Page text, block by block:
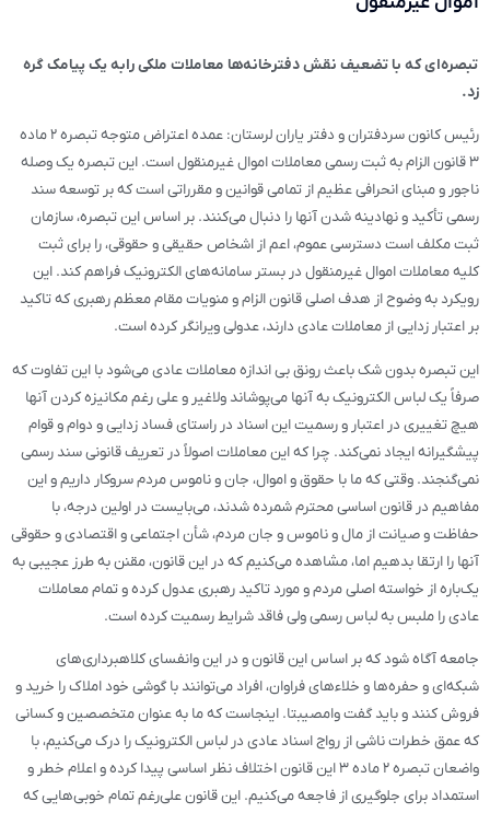
تبصره‌ای که با تضعیف نقش دفترخانه‌ها معاملات ملکی رابه یک پیامک گره
زد.
رئیس کانون سردفتران و دفتر یاران لرستان: عمده اعتراض متوجه تبصره ۲ ماده
۳ قانون الزام به ثبت رسمی معاملات اموال غیرمنقول است. این تبصره یک وصله
ناجور و مبنای انحرافی عظیم از تمامی قوانین و مقرراتی است که بر توسعه سند
رسمی تأکید و نهادینه شدن آنها را دنبال می‌کنند. بر اساس این تبصره، سازمان
ثبت مکلف است دسترسی عموم، اعم از اشخاص حقیقی و حقوقی، را برای ثبت
کلیه معاملات اموال غیرمنقول در بستر سامانه‌های الکترونیک فراهم کند. این
رویکرد به وضوح از هدف اصلی قانون الزام و منویات مقام معظم رهبری که تاکید
بر اعتبار زدایی از معاملات عادی دارند، عدولی ویرانگر کرده است.
این تبصره بدون شک باعث رونق بی اندازه معاملات عادی می‌شود با این تفاوت که
صرفاً یک لباس الکترونیک به آنها می‌پوشاند ولاغیر و علی رغم مکانیزه کردن آنها
هیچ تغییری در اعتبار و رسمیت این اسناد در راستای فساد زدایی و دوام و قوام
پیشگیرانه ایجاد نمی‌کند. چرا که این معاملات اصولاً در تعریف قانونی سند رسمی
نمی‌گنجند. وقتی که ما با حقوق و اموال، جان و ناموس مردم سروکار داریم و این
مفاهیم در قانون اساسی محترم شمرده شدند، می‌بایست در اولین درجه، با
حفاظت و صیانت از مال و ناموس و جان مردم، شأن اجتماعی و اقتصادی و حقوقی
آنها را ارتقا بدهیم اما، مشاهده می‌کنیم که در این قانون، مقنن به طرز عجیبی به
یک‌باره از خواسته اصلی مردم و مورد تاکید رهبری عدول کرده و تمام معاملات
عادی را ملبس به لباس رسمی ولی فاقد شرایط رسمیت کرده است.
جامعه آگاه شود که بر اساس این قانون و در این وانفسای کلاهبرداری‌های
شبکه‌ای و حفره‌ها و خلاءهای فراوان، افراد می‌توانند با گوشی خود املاک را خرید و
فروش کنند و باید گفت وامصیبتا. اینجاست که ما به عنوان متخصصین و کسانی
که عمق خطرات ناشی از رواج اسناد عادی در لباس الکترونیک را درک می‌کنیم، با
واضعان تبصره ۲ ماده ۳ این قانون اختلاف نظر اساسی پیدا کرده و اعلام خطر و
استمداد برای جلوگیری از فاجعه می‌کنیم. این قانون علی‌رغم تمام خوبی‌هایی که